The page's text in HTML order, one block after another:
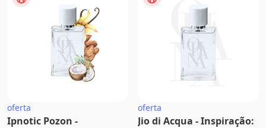
oferta
Ipnotic Pozon -
oferta
Jio di Acqua - Inspiração: